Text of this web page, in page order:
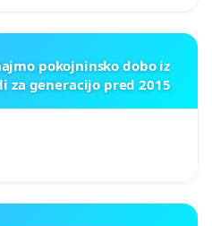
pokojninsko dobo iz
za generacijo pred 2015